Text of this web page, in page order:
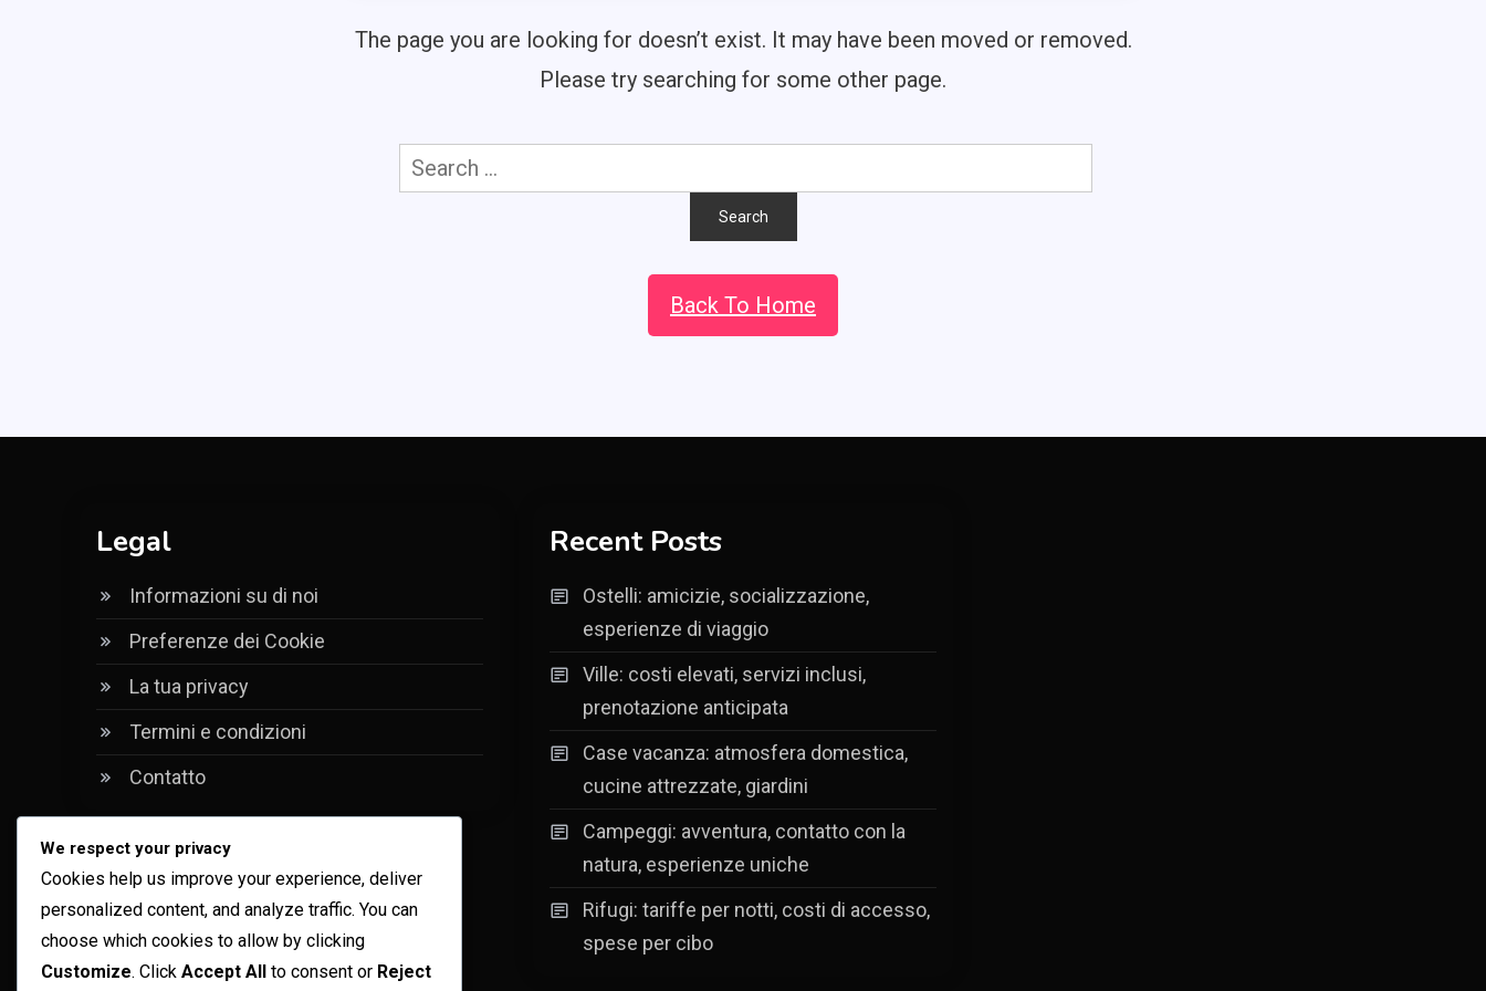
The page you are looking for doesn’t exist. It may have been moved or removed.
Please try searching for some other page.
Search
Back To Home
Legal
Informazioni su di noi
Preferenze dei Cookie
La tua privacy
Termini e condizioni
Contatto
Recent Posts
Ostelli: amicizie, socializzazione,
esperienze di viaggio
Ville: costi elevati, servizi inclusi,
prenotazione anticipata
Case vacanza: atmosfera domestica,
cucine attrezzate, giardini
Campeggi: avventura, contatto con la
natura, esperienze uniche
Rifugi: tariffe per notti, costi di accesso,
spese per cibo
We respect your privacy
Cookies help us improve your experience, deliver
personalized content, and analyze traffic. You can
choose which cookies to allow by clicking
Customize. Click Accept All to consent or Reject